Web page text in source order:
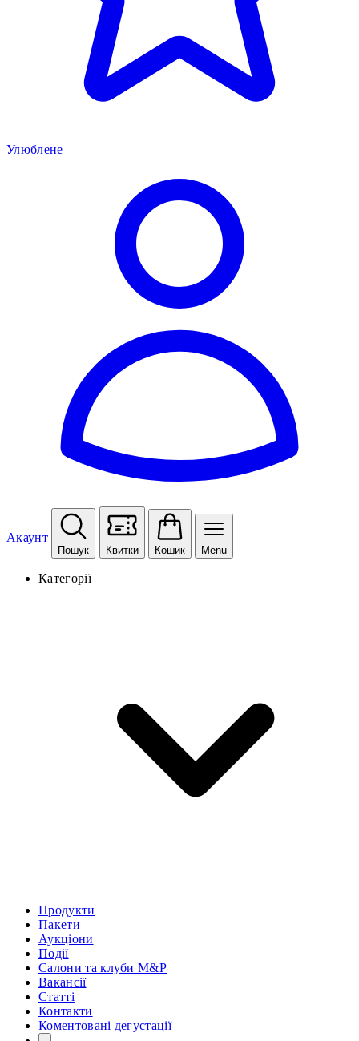
Улюблене
Акаунт
Пошук Квитки Кошик Menu
Категорії
Продукти
Пакети
Аукціони
Події
Салони та клуби M&P
Вакансії
Статті
Контакти
Коментовані дегустації